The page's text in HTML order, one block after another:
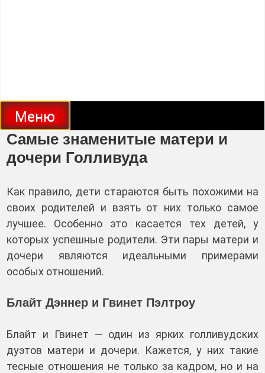
Меню
Самые знаменитые матери и
дочери Голливуда
Как правило, дети стараются быть похожими на
своих родителей и взять от них только самое
лучшее. Особенно это касается тех детей, у
которых успешные родители. Эти пары матери и
дочери являются идеальными примерами
особых отношений.
Блайт Дэннер и Гвинет Пэлтроу
Блайт и Гвинет — один из ярких голливудских
дуэтов матери и дочери. Кажется, у них такие
тесные отношения не только за кадром, но и на